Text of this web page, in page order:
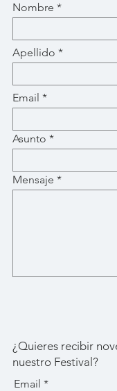
Nombre
Apellido
Email
Asunto
Mensaje
¿Quieres recibir
nuestro Festival?
Email